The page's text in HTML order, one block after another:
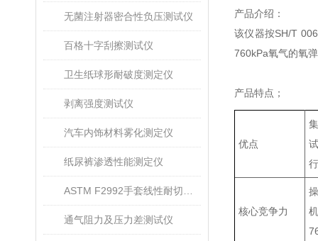
无菌注射器密合性负压测试仪
百格十字刮擦测试仪
卫生纸球形耐破度测定仪
剥离强度测试仪
汽车内饰材料雾化测定仪
纸尿裤渗透性能测定仪
通气阻力及压力差测试仪
产品介绍：
该仪器按SH/T
760kPa氧气的氧
产品特点；
优点
核心竞争力